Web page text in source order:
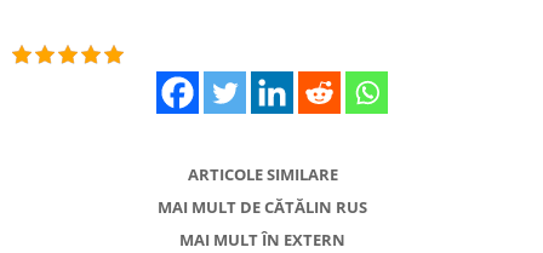
ARTICOLE SIMILARE
MAI MULT DE CĂTĂLIN RUS
MAI MULT ÎN EXTERN